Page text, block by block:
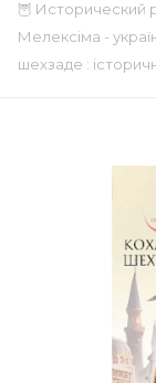
🦉 Исторический
Мелексіма -
шехзаде :